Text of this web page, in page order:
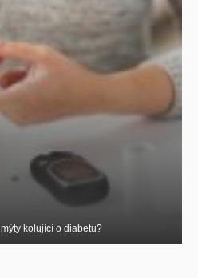
kolující o diabetu?